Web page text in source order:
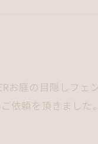
お庭の目隠しフェ
依頼を頂きました